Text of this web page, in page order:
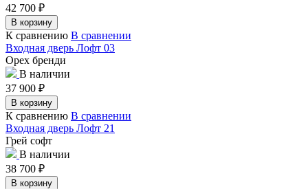
42 700 ₽
В корзину
К сравнению В сравнении
Входная дверь Лофт 03
Орех бренди
В наличии
37 900 ₽
В корзину
К сравнению В сравнении
Входная дверь Лофт 21
Грей софт
В наличии
38 700 ₽
В корзину